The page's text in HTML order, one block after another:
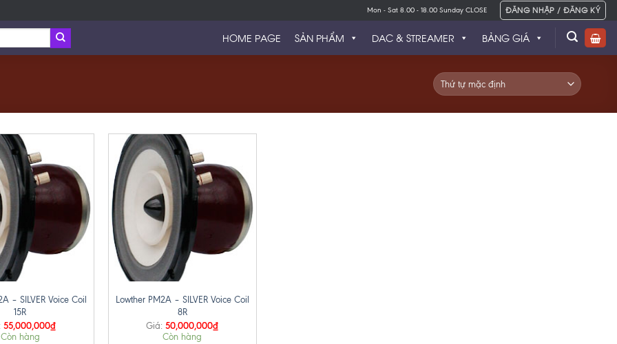
Mon - Sat 8.00 - 18.00 Sunday CLOSE ĐĂNG NHẬP / ĐĂNG KÝ
HOME PAGE SẢN PHẨM BẢNG GIÁ
DAC & STREAMER
– SILVER Voice Coil
15R
55,000,000₫
Còn hàng
+
Lowther PM2A – SILVER Voice Coil
8R
Giá: 50,000,000₫
Còn hàng